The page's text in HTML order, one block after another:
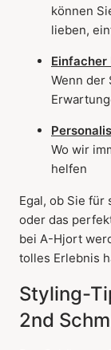
können
lieben,
Wenn der
Wo wir
helfen
Egal, ob Sie für
oder das
bei A-Hjort
tolles Erlebnis
Styling-
2nd